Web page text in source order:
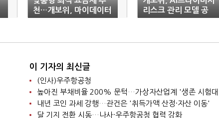
천…개보위, 마이데이터
서비스 사업 선정
리스크 관리 모델 공
개…"거버넌스 중요"
이 기자의 최신글
(인사)우주항공청
높아진 부채비율 200% 문턱…가상자산업계 '생존 시험
내년 코인 과세 강행…관건은 '취득가액 산정·자산 이동'
달 기지 전환 시동…나사·우주항공청 협력 강화